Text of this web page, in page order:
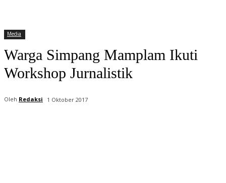
Media
Warga Simpang Mamplam Ikuti
Workshop Jurnalistik
Oleh Redaksi 1 Oktober 2017